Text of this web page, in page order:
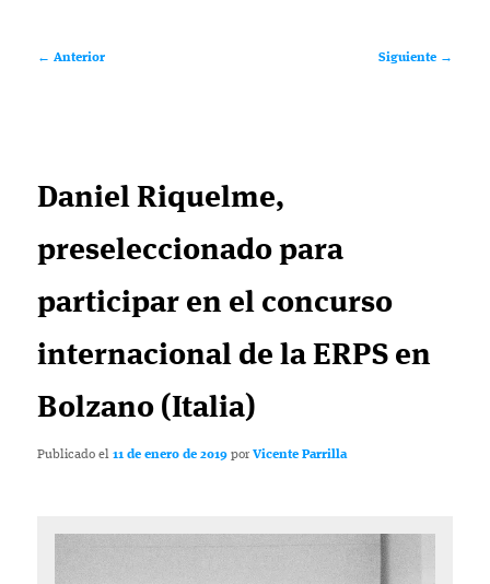
Navegación
← Anterior Siguiente →
Daniel Riquelme,
preseleccionado para
participar en el concurso
internacional de la ERPS en
Bolzano (Italia)
Publicado el11 de enero de 2019 porVicente Parrilla